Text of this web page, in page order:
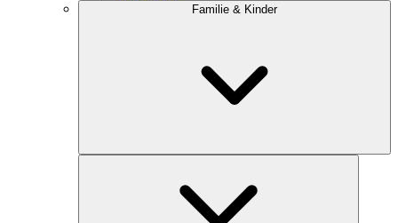
Familie & Kinder